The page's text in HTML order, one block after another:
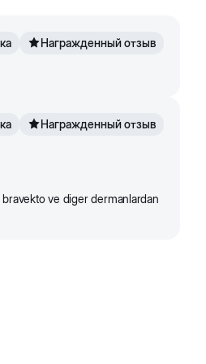
Награжденный отзыв
Награжденный отзыв
ve diger dermanlardan